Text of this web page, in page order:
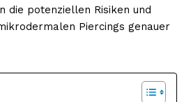
die potenziellen Risiken und
Piercings genauer